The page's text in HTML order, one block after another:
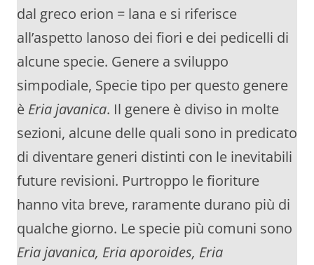
dal greco erion = lana e si riferisce
all’aspetto lanoso dei fiori e dei pedicelli di
alcune specie. Genere a sviluppo
simpodiale, Specie tipo per questo genere
è Eria javanica. Il genere è diviso in molte
sezioni, alcune delle quali sono in predicato
di diventare generi distinti con le inevitabili
future revisioni. Purtroppo le fioriture
hanno vita breve, raramente durano più di
qualche giorno. Le specie più comuni sono
Eria javanica, Eria aporoides, Eria